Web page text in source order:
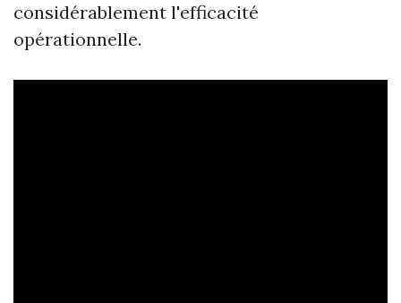
considérablement l'efficacité
opérationnelle.